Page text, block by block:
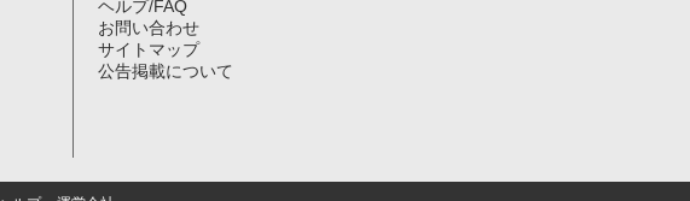
ヘルプ/FAQ
お問い合わせ
サイトマップ
公告掲載について